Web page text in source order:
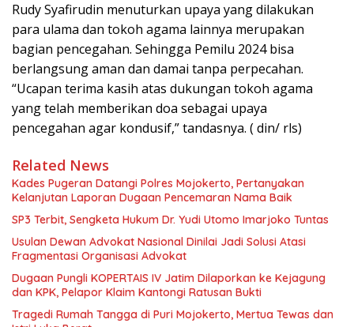
Rudy Syafirudin menuturkan upaya yang dilakukan
para ulama dan tokoh agama lainnya merupakan
bagian pencegahan. Sehingga Pemilu 2024 bisa
berlangsung aman dan damai tanpa perpecahan.
“Ucapan terima kasih atas dukungan tokoh agama
yang telah memberikan doa sebagai upaya
pencegahan agar kondusif,” tandasnya. ( din/ rls)
Related News
Kades Pugeran Datangi Polres Mojokerto, Pertanyakan
Kelanjutan Laporan Dugaan Pencemaran Nama Baik
SP3 Terbit, Sengketa Hukum Dr. Yudi Utomo Imarjoko Tuntas
Usulan Dewan Advokat Nasional Dinilai Jadi Solusi Atasi
Fragmentasi Organisasi Advokat
Dugaan Pungli KOPERTAIS IV Jatim Dilaporkan ke Kejagung
dan KPK, Pelapor Klaim Kantongi Ratusan Bukti
Tragedi Rumah Tangga di Puri Mojokerto, Mertua Tewas dan